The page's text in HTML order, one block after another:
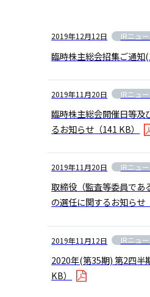
2019年12月12日 IRニュー
臨時株主総会招集ご通知
2019年11月20日 IRニュー
臨時株主総会開催日等及
るお知らせ （141 KB）
2019年11月20日 IRニュー
取締役（監査等委員であ
の選任に関するお知らせ
2019年11月12日 IRニュー
2020年(第35期) 第2四
KB）